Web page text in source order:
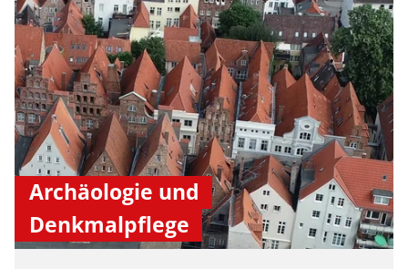
Archäologie und
Denkmalpflege